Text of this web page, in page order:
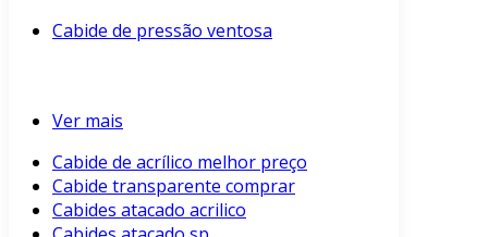
Cabide de pressão ventosa
Ver mais
Cabide de acrílico melhor preço
Cabide transparente comprar
Cabides atacado acrilico